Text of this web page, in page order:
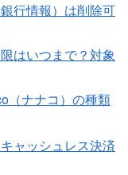
行情報）は削除可
はいつまで？対象
（ナナコ）の種類